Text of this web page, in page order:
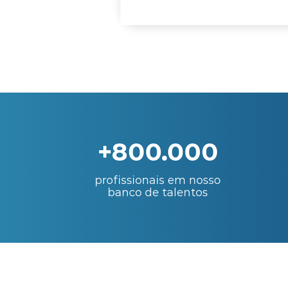
+800.000
profissionais em nosso
banco de talentos